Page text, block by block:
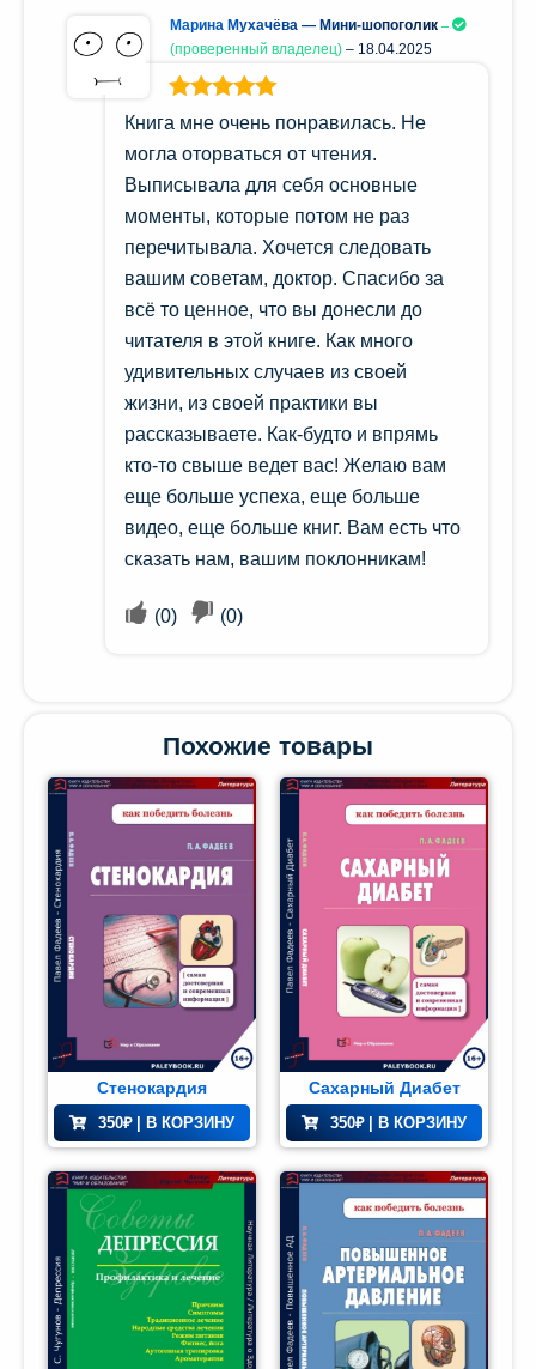
Марина Мухачёва — Мини-шопоголик
(проверенный владелец) – 18.04.2025
Оценка5из
Книга мне очень понравилась. Не
могла оторваться от чтения.
Выписывала для себя основные
моменты, которые потом не раз
перечитывала. Хочется следовать
вашим советам, доктор. Спасибо за
всё то ценное, что вы донесли до
читателя в этой книге. Как много
удивительных случаев из своей
жизни, из своей практики вы
рассказываете. Как-будто и впрямь
кто-то свыше ведет вас! Желаю вам
еще больше успеха, еще больше
видео, еще больше книг. Вам есть что
сказать нам, вашим поклонникам!
(0) (0)
Похожие товары
Стенокардия
350₽ | В КОРЗИНУ
Сахарный Диабет
350₽ | В КОРЗИНУ